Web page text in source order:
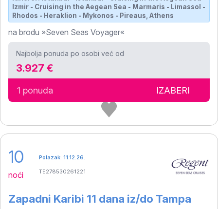
Izmir - Cruising in the Aegean Sea - Marmaris - Limassol -
Rhodos - Heraklion - Mykonos - Pireaus, Athens
na brodu »Seven Seas Voyager«
Najbolja ponuda po osobi već od
3.927 €
1 ponuda IZABERI
10
noći
Zapadni Karibi 11 dana iz/do Tampa
Polazak: 11.12.26.
TE278530261221